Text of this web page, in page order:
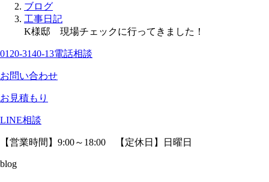
ブログ
工事日記
K様邸 現場チェックに行ってきました！
0120-3140-13電話相談
お問い合わせ
お見積もり
LINE相談
【営業時間】9:00～18:00 【定休日】日曜日
blog